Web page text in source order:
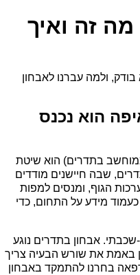
מה זה ואיך
ולמה עברנו לאבחון
הוא נכנס
ממוחשב בתדרים) הוא שיטת
שבה חיישנים מודדים
הגוף, ומנסים למפות
כעמוד מידע על התחום, כדי
אבחון בתדרים נוגע
באמת את שורש הבעיה צריך
בחרנו להתמקד באבחון